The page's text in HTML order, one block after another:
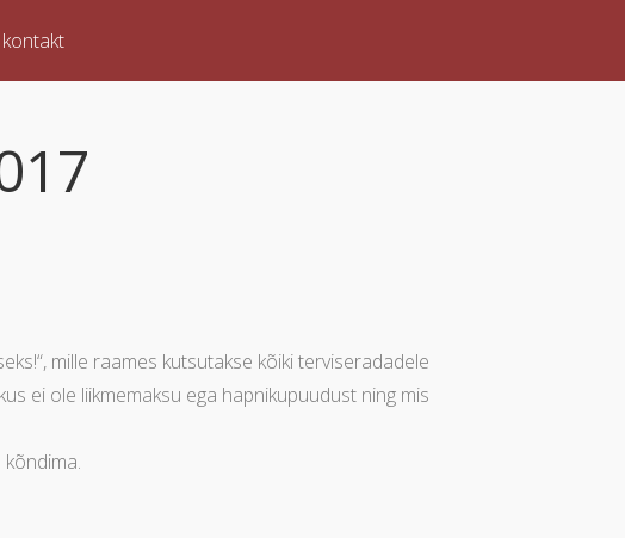
mille raames kutsutakse kõiki terviseradadele
ei ole liikmemaksu ega hapnikupuudust ning mis